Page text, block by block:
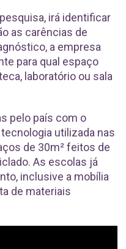
irá identificar
as carências de
a empresa
para qual espaço
laboratório ou sala
pelo país com o
utilizada nas
de 30m² feitos de
As escolas já
inclusive a mobília
de materiais